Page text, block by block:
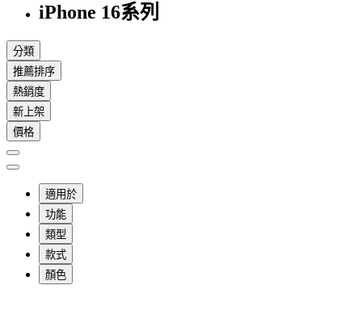
iPhone 16系列
分類
推薦排序
熱銷度
新上架
價格
適用於
功能
類型
款式
顏色